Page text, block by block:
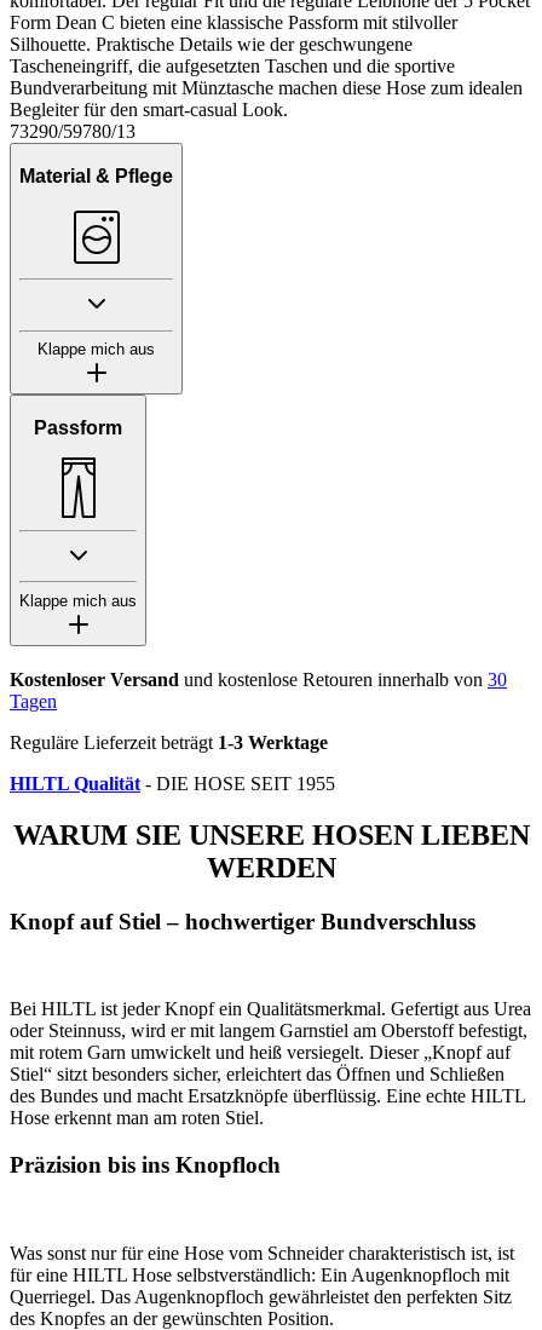
Form Dean C bieten eine klassische Passform mit stilvoller
Silhouette. Praktische Details wie der geschwungene
Tascheneingriff, die aufgesetzten Taschen und die sportive
Bundverarbeitung mit Münztasche machen diese Hose zum idealen
Begleiter für den smart-casual Look.
73290/59780/13
Material & Pflege
Klappe mich aus
Passform
Klappe mich aus
Kostenloser Versand und kostenlose Retouren innerhalb von 30
Tagen
Reguläre Lieferzeit beträgt 1-3 Werktage
HILTL Qualität - DIE HOSE SEIT 1955
WARUM SIE UNSERE HOSEN LIEBEN
WERDEN
Knopf auf Stiel – hochwertiger Bundverschluss
Bei HILTL ist jeder Knopf ein Qualitätsmerkmal. Gefertigt aus Urea
oder Steinnuss, wird er mit langem Garnstiel am Oberstoff befestigt,
mit rotem Garn umwickelt und heiß versiegelt. Dieser „Knopf auf
Stiel“ sitzt besonders sicher, erleichtert das Öffnen und Schließen
des Bundes und macht Ersatzknöpfe überflüssig. Eine echte HILTL
Hose erkennt man am roten Stiel.
Präzision bis ins Knopfloch
Was sonst nur für eine Hose vom Schneider charakteristisch ist, ist
für eine HILTL Hose selbstverständlich: Ein Augenknopfloch mit
Querriegel. Das Augenknopfloch gewährleistet den perfekten Sitz
des Knopfes an der gewünschten Position.